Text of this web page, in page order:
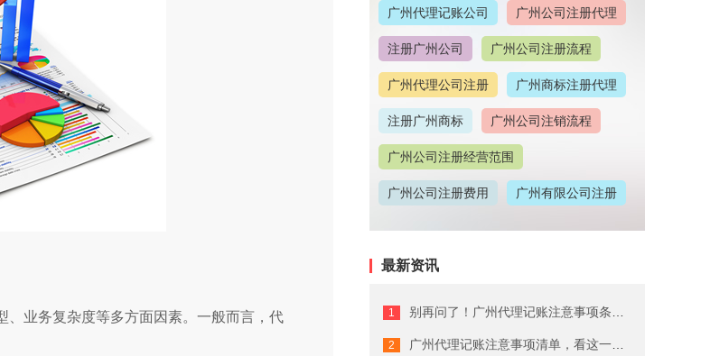
、业务复杂度等多方面因素。一般而言，代
广州代理记账公司 广州公司注册代理
注册广州公司 广州公司注册流程
广州代理公司注册 广州商标注册代理
注册广州商标 广州公司注销流程
广州公司注册经营范围
广州公司注册费用 广州有限公司注册
广州公司注册地址
广州代理记账收费情况
广州商标注册费用有哪些
最新资讯
别再问了！广州代理记账注意事项条件就...
广州代理记账注意事项清单，看这一篇就...